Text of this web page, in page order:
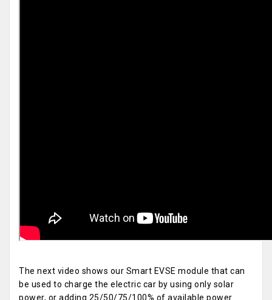
The next video shows our Smart EVSE module that can
be used to charge the electric car by using only solar
power, or adding 25/50/75/100% of available power